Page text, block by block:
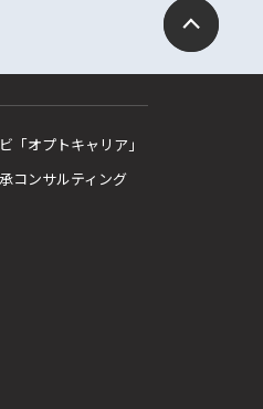
「オプトキャリア」
コンサルティング